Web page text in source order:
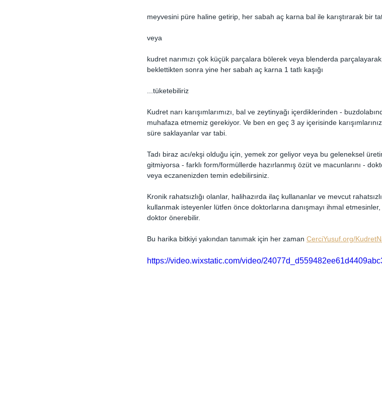
meyvesini püre haline getirip, her sabah aç karna bal ile karıştırarak bir
veya
kudret narımızı çok küçük parçalara bölerek veya blenderda
beklettikten sonra yine her sabah aç karna 1 tatlı kaşığı
...tüketebiliriz
Kudret narı karışımlarımızı, bal ve zeytinyağı içerdiklerinden -
muhafaza etmemiz gerekiyor. Ve ben en geç 3 ay içerisinde
süre saklayanlar var tabi.
Tadı biraz acı/ekşi olduğu için, yemek zor geliyor veya bu geleneksel
gitmiyorsa - farklı form/formüllerde hazırlanmış özüt ve macunlarını -
veya eczanenizden temin edebilirsiniz.
Kronik rahatsızlığı olanlar, halihazırda ilaç kullananlar ve mevcut
kullanmak isteyenler lütfen önce doktorlarına danışmayı ihmal
doktor önerebilir.
Bu harika bitkiyi yakından tanımak için her zaman CerciYusuf.org/
https://video.wixstatic.com/video/